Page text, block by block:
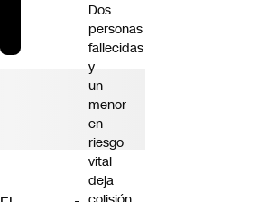
Dos
personas
fallecidas
y
un
menor
en
riesgo
vital
deja